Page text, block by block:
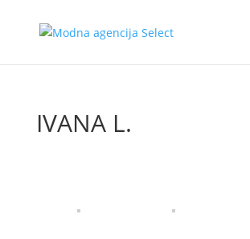
IVANA L.